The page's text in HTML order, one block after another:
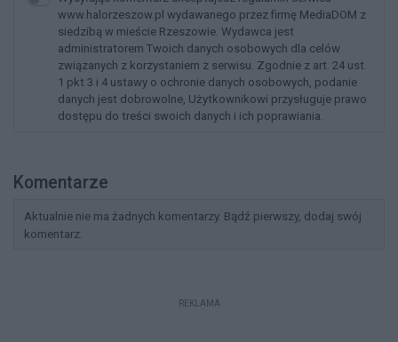
www.halorzeszow.pl wydawanego przez firmę MediaDOM z
siedzibą w mieście Rzeszowie. Wydawca jest
administratorem Twoich danych osobowych dla celów
związanych z korzystaniem z serwisu. Zgodnie z art. 24 ust.
1 pkt 3 i 4 ustawy o ochronie danych osobowych, podanie
danych jest dobrowolne, Użytkownikowi przysługuje prawo
dostępu do treści swoich danych i ich poprawiania.
Komentarze
Aktualnie nie ma żadnych komentarzy. Bądź pierwszy, dodaj swój
komentarz.
REKLAMA